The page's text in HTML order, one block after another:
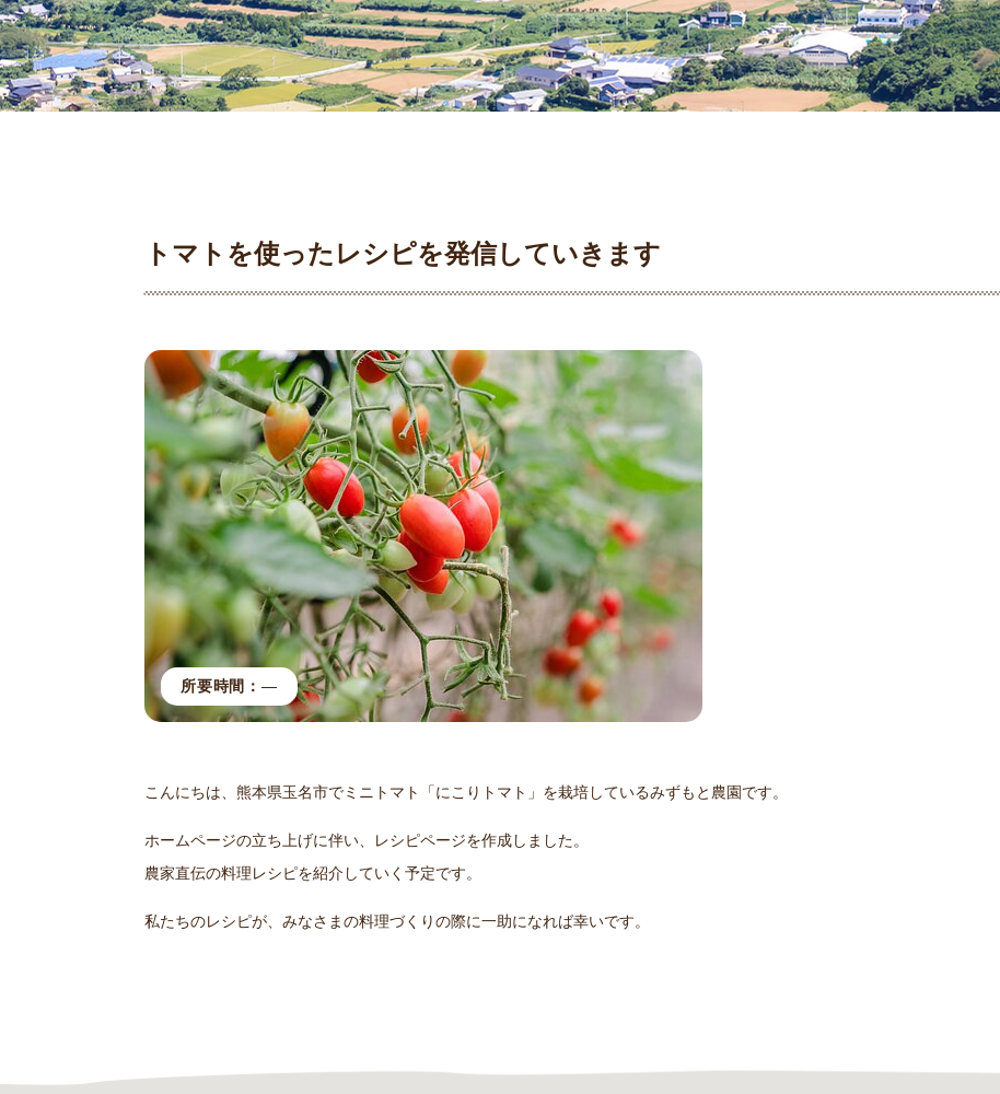
トマトを使ったレシピを発信していきます
所要時間：―
こんにちは、熊本県玉名市でミニトマト「にこりトマト」を栽培しているみずもと農園です。
ホームページの立ち上げに伴い、レシピページを作成しました。
農家直伝の料理レシピを紹介していく予定です。
私たちのレシピが、みなさまの料理づくりの際に一助になれば幸いです。